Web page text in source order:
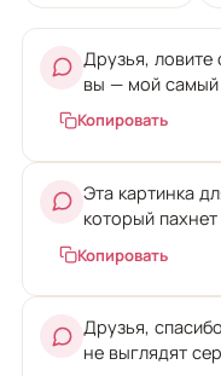
Друзья, ловите
вы — мой
Копировать
Эта картинка
который
Копировать
Друзья,
не выглядят